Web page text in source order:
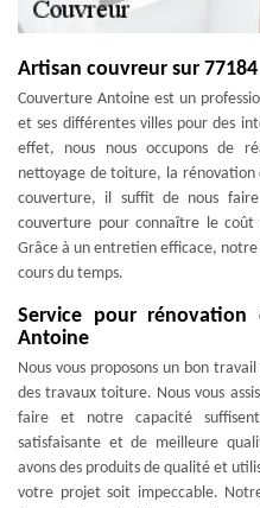
Artisan couvreur sur 77184
Couverture Antoine est un
et ses différentes villes pour des
effet, nous nous occupons de
nettoyage de toiture, la
couverture, il suffit de nous
couverture pour connaître le coût
Grâce à un entretien efficace,
cours du temps.
Service pour
Antoine
Nous vous proposons un bon
des travaux toiture. Nous vous
faire et notre capacité
satisfaisante et de meilleure
avons des produits de qualité et
votre projet soit impeccable.